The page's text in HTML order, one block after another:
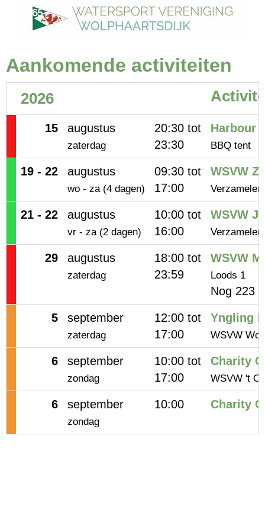
Aankomende activiteiten
2026
15 augustus
zaterdag
20:30 tot
23:30
Harbour
BBQ tent
19 - 22 augustus
wo - za (4 dagen)
09:30 tot
17:00
WSVW
21 - 22 augustus
vr - za (2 dagen)
10:00 tot
16:00
WSVW
29 augustus
zaterdag
18:00 tot
23:59
WSVW
Loods 1
Nog 223
5 september
zaterdag
12:00 tot
17:00
Yngling
WSVW
6 september
zondag
10:00 tot
17:00
Charity
WSVW 't
6 september
zondag
10:00 Charity